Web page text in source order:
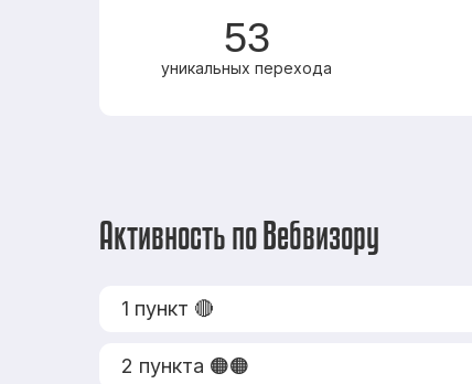
53
уникальных перехода
Активность по Вебвизору
1 пункт 🔴
2 пункта 🟠🟠